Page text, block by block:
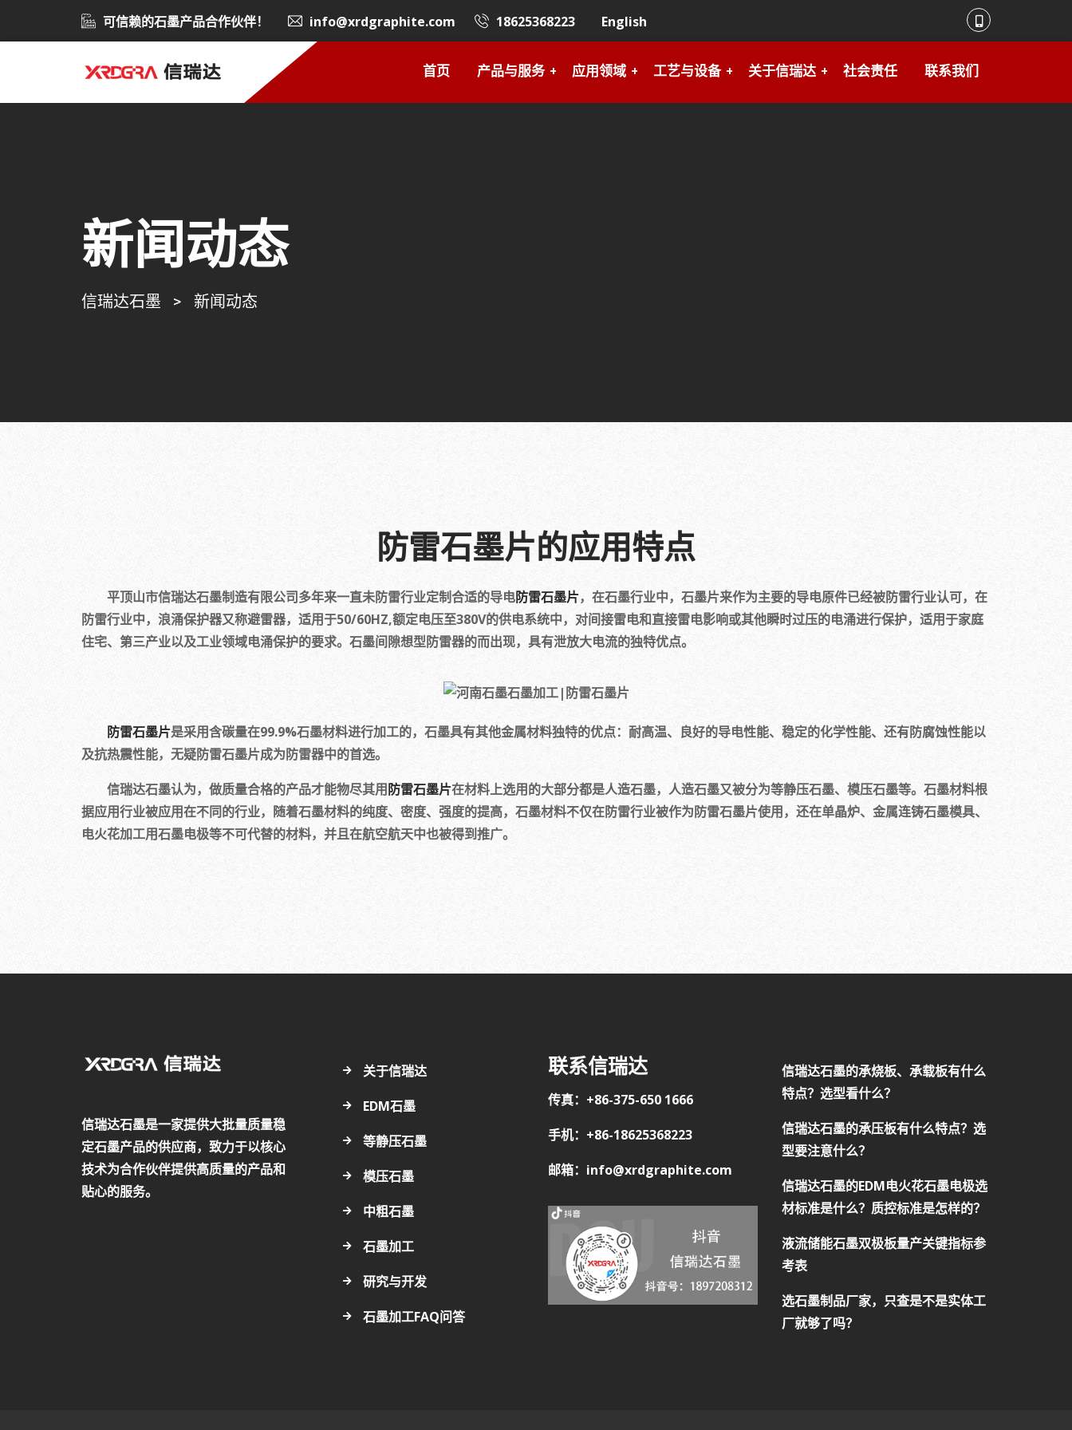
可信赖的石墨产品合作伙伴！ info@xrdgraphite.com 18625368223 English
首页 产品与服务 应用领域 工艺与设备 关于信瑞达 社会责任 联系我们
新闻动态
信瑞达石墨 > 新闻动态
防雷石墨片的应用特点
平顶山市信瑞达石墨制造有限公司多年来一直未防雷行业定制合适的导电防雷石墨片，在石墨行业中，石墨片来作为主要的导电原件已经被防雷行业认可，在
防雷行业中，浪涌保护器又称避雷器，适用于50/60HZ,额定电压至380V的供电系统中，对间接雷电和直接雷电影响或其他瞬时过压的电涌进行保护，适用于家庭
住宅、第三产业以及工业领域电涌保护的要求。石墨间隙想型防雷器的而出现，具有泄放大电流的独特优点。
防雷石墨片是采用含碳量在99.9%石墨材料进行加工的，石墨具有其他金属材料独特的优点：耐高温、良好的导电性能、稳定的化学性能、还有防腐蚀性能以
及抗热震性能，无疑防雷石墨片成为防雷器中的首选。
信瑞达石墨认为，做质量合格的产品才能物尽其用防雷石墨片在材料上选用的大部分都是人造石墨，人造石墨又被分为等静压石墨、模压石墨等。石墨材料根
据应用行业被应用在不同的行业，随着石墨材料的纯度、密度、强度的提高，石墨材料不仅在防雷行业被作为防雷石墨片使用，还在单晶炉、金属连铸石墨模具、
电火花加工用石墨电极等不可代替的材料，并且在航空航天中也被得到推广。
信瑞达石墨是一家提供大批量质量稳
定石墨产品的供应商，致力于以核心
技术为合作伙伴提供高质量的产品和
贴心的服务。
关于信瑞达
EDM石墨
等静压石墨
模压石墨
中粗石墨
石墨加工
研究与开发
石墨加工FAQ问答
联系信瑞达
传真：+86-375-650 1666
手机：+86-18625368223
邮箱：info@xrdgraphite.com
信瑞达石墨的承烧板、承载板有什么
特点？选型看什么？
信瑞达石墨的承压板有什么特点？选
型要注意什么？
信瑞达石墨的EDM电火花石墨电极选
材标准是什么？质控标准是怎样的？
液流储能石墨双极板量产关键指标参
考表
选石墨制品厂家，只查是不是实体工
厂就够了吗？